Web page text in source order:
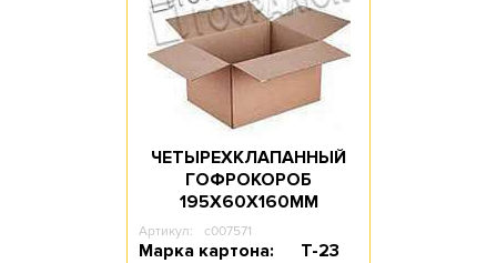
ЧЕТЫРЕХКЛАПАННЫЙ
ГОФРОКОРОБ
195Х60Х160ММ
Артикул: c007571
Марка картона: Т-23